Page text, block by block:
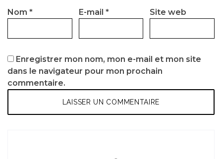
Nom * E-mail * Site web
Enregistrer mon nom, mon e-mail et mon site
dans le navigateur pour mon prochain
commentaire.